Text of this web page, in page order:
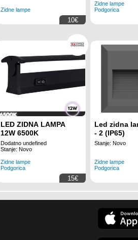
Zidne lampe
10€
Zidne lampe
Podgorica
LED ZIDNA LAMPA
12W 6500K
Dodatno undefined
Stanje: Novo
Zidne lampe
Podgorica
15€
Led zidna
- 2 (IP65)
Stanje: Novo
Zidne lampe
Podgorica